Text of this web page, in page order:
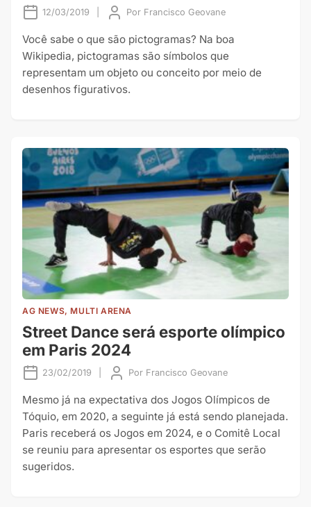
12/03/2019 Por Francisco Geovane
Você sabe o que são pictogramas? Na boa
Wikipedia, pictogramas são símbolos que
representam um objeto ou conceito por meio de
desenhos figurativos.
AG NEWS, MULTI ARENA
Street Dance será esporte olímpico
em Paris 2024
23/02/2019 Por Francisco Geovane
Mesmo já na expectativa dos Jogos Olímpicos de
Tóquio, em 2020, a seguinte já está sendo planejada.
Paris receberá os Jogos em 2024, e o Comitê Local
se reuniu para apresentar os esportes que serão
sugeridos.